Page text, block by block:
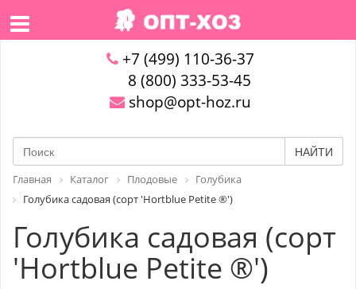
+7 (499) 110-36-37
8 (800) 333-53-45
shop@opt-hoz.ru
НАЙТИ
Главная Каталог Плодовые
Голубика
Голубика садовая (сорт 'Hortblue Petite ®')
Голубика садовая (сорт
'Hortblue Petite ®')